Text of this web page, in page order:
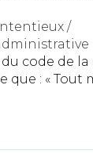
/
du code de
: « Tout